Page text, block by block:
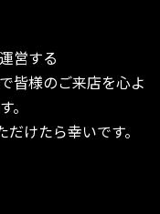
営する
皆様のご来店を心よ
。
けたら幸いです。